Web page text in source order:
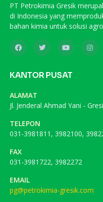
PT Petrokimia Gresik
di Indonesia yang
bahan kimia untuk solusi
KANTOR PUSAT
ALAMAT
Jl. Jenderal Ahmad Yani -
TELEPON
031-3981811, 3982100,
FAX
031-3981722, 3982272
EMAIL
pg@petrokimia-gresik.com